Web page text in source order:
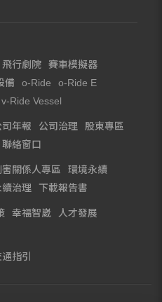
飛行劇院
賽車模擬器
備
o-Ride
o-Ride E
v-Ride Vessel
司年報 公司治理
股東專區
聯絡窗口
害關係人專區
環境永續
續治理 下載報告書
幸福智崴
人才發展
指引